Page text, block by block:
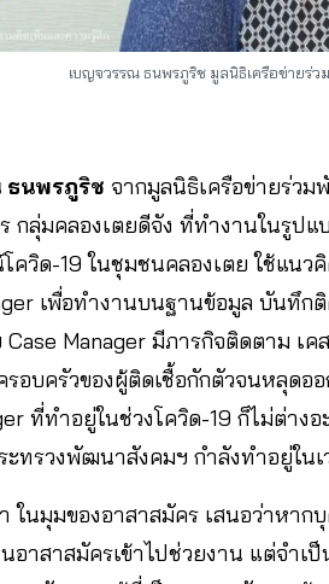
เบญจวรรณ ธนพรภูริช มูลนิธิเครือข่ายร่
ธนพรภูริช จากมูลนิธิเครือข่ายร่ว
กลุ่มคลองเตยดีจัง ที่ทำงานในรูปแ
ควิด-19 ในชุมชนคลองเตย ใช้แน
เพื่อทำงานบนฐานข้อมูล บันทึก
Case Manager มีภารกิจติดตาม เ
อบครัวของผู้ติดเชื้อกักตัวจนหลุดอ
ที่ทำอยู่ในช่วงโควิด-19 ก็ไม่ต่า
ะทรวงพัฒนาสังคมฯ กำลังทำอยู่ในเ
ในมุมของอาสาสมัคร เสนอว่าหา
อาสาสมัครเข้าไปช่วยงาน แต่จำเ